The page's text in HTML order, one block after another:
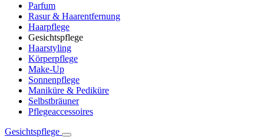
Parfum
Rasur & Haarentfernung
Haarpflege
Gesichtspflege
Haarstyling
Körperpflege
Make-Up
Sonnenpflege
Maniküre & Pediküre
Selbstbräuner
Pflegeaccessoires
Gesichtspflege